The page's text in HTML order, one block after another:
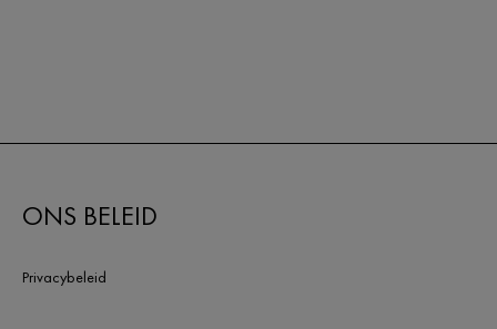
ONS BELEID
Privacybeleid